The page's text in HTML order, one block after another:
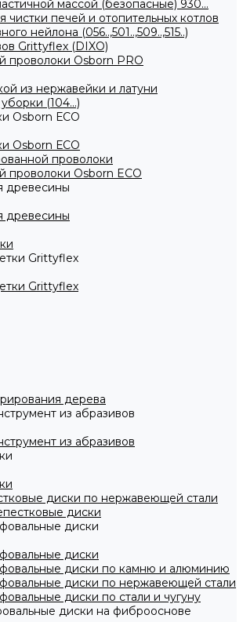
массой (безопасные) 930...
чистки печей и отопительных котлов
нейлона (056..,501..,509..,515..)
Grittyflex (DIXO)
проволоки Osborn PRO
из нержавейки и латуни
(104...)
Osborn ЕСО
Osborn ЕСО
проволоки
проволоки Osborn ECO
древесины
древесины
Grittyflex
Grittyflex
дерева
из абразивов
из абразивов
диски по нержавеющей стали
диски
диски
диски
диски по камню и алюминию
диски по нержавеющей стали
диски по стали и чугуну
диски на фиброоснове